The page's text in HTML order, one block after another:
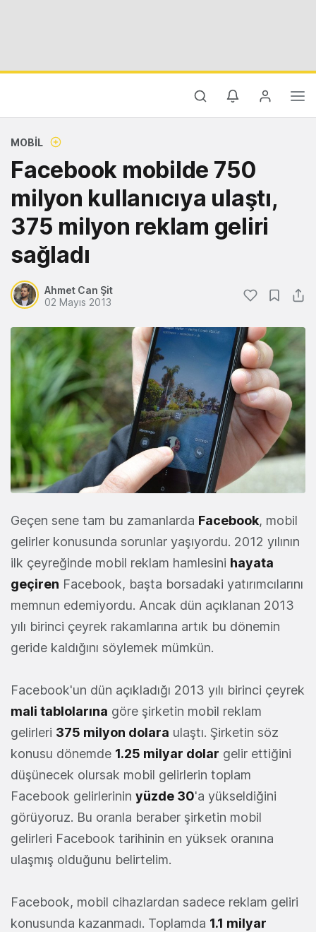
MOBIL
Facebook mobilde 750
milyon kullanıcıya ulaştı,
375 milyon reklam geliri
sağladı
Ahmet Can Şit
02 Mayıs 2013
Geçen sene tam bu zamanlarda Facebook, mobil
gelirler konusunda sorunlar yaşıyordu. 2012 yılının
ilk çeyreğinde mobil reklam hamlesini hayata
geçiren Facebook, başta borsadaki yatırımcılarını
memnun edemiyordu. Ancak dün açıklanan 2013
yılı birinci çeyrek rakamlarına artık bu dönemin
geride kaldığını söylemek mümkün.
Facebook'un dün açıkladığı 2013 yılı birinci çeyrek
mali tablolarına göre şirketin mobil reklam
gelirleri 375 milyon dolara ulaştı. Şirketin söz
konusu dönemde 1.25 milyar dolar gelir ettiğini
düşünecek olursak mobil gelirlerin toplam
Facebook gelirlerinin yüzde 30'a yükseldiğini
görüyoruz. Bu oranla beraber şirketin mobil
gelirleri Facebook tarihinin en yüksek oranına
ulaşmış olduğunu belirtelim.
Facebook, mobil cihazlardan sadece reklam geliri
konusunda kazanmadı. Toplamda 1.1 milyar